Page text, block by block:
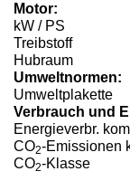
Motor:
kW / PS
Treibstoff
Hubraum
Umweltnormen:
Umweltplakette
Verbrauch und
Energieverbr.
CO2-Emissionen
CO2-Klasse